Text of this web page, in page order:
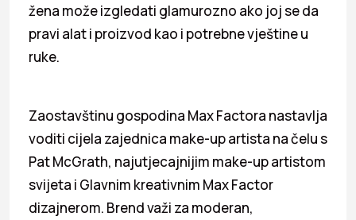
žena može izgledati glamurozno ako joj se da
pravi alat i proizvod kao i potrebne vještine u
ruke.
Zaostavštinu gospodina Max Factora nastavlja
voditi cijela zajednica make-up artista na čelu s
Pat McGrath, najutjecajnijim make-up artistom
svijeta i Glavnim kreativnim Max Factor
dizajnerom. Brend važi za moderan,